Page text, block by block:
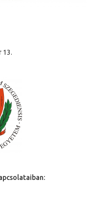
13.